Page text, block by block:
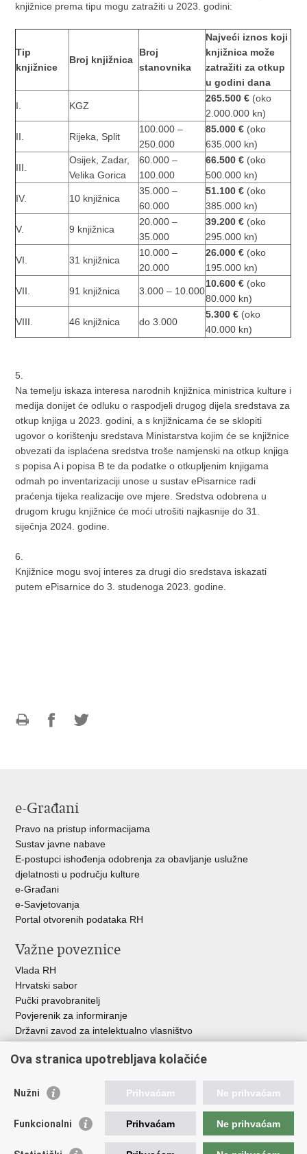
knjižnice prema tipu mogu zatražiti u 2023. godini:
Tip
knjižnice
Broj knjižnica
Broj
stanovnika
Najveći iznos koji
knjižnica može
zatražiti za otkup
u godini dana
I. KGZ
265.500 € (oko
2.000.000 kn)
II. Rijeka, Split
100.000 –
250.000
85.000 € (oko
635.000 kn)
III.
Osijek, Zadar,
Velika Gorica
60.000 –
100.000
66.500 € (oko
500.000 kn)
IV. 10 knjižnica
35.000 –
60.000
51.100 € (oko
385.000 kn)
V. 9 knjižnica
20.000 –
35.000
39.200 € (oko
295.000 kn)
VI. 31 knjižnica
10.000 –
20.000
26.000 € (oko
195.000 kn)
VII. 91 knjižnica 3.000 – 10.000
10.600 € (oko
80.000 kn)
VIII. 46 knjižnica do 3.000
5.300 € (oko
40.000 kn)
5.
Na temelju iskaza interesa narodnih knjižnica ministrica kulture i
medija donijet će odluku o raspodjeli drugog dijela sredstava za
otkup knjiga u 2023. godini, a s knjižnicama će se sklopiti
ugovor o korištenju sredstava Ministarstva kojim će se knjižnice
obvezati da isplaćena sredstva troše namjenski na otkup knjiga
s popisa A i popisa B te da podatke o otkupljenim knjigama
odmah po inventarizaciji unose u sustav ePisarnice radi
praćenja tijeka realizacije ove mjere. Sredstva odobrena u
drugom krugu knjižnice će moći utrošiti najkasnije do 31.
siječnja 2024. godine.
6.
Knjižnice mogu svoj interes za drugi dio sredstava iskazati
putem ePisarnice do 3. studenoga 2023. godine.
e-Građani
Pravo na pristup informacijama
Sustav javne nabave
E-postupci ishođenja odobrenja za obavljanje uslužne
djelatnosti u području kulture
e-Građani
e-Savjetovanja
Portal otvorenih podataka RH
Važne poveznice
Vlada RH
Hrvatski sabor
Pučki pravobranitelj
Povjerenik za informiranje
Državni zavod za intelektualno vlasništvo
HAKOM
Ostale poveznice
Hrvatski audiovizualni centar
Ova stranica upotrebljava kolačiće
Nužni Prihvaćam Ne prihvaćam
Funkcionalni Prihvaćam Ne prihvaćam